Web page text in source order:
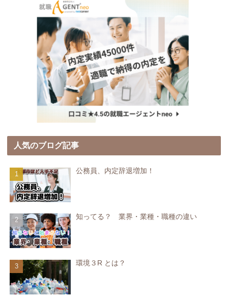
人気のブログ記事
公務員、内定辞退増加！
知ってる？ 業界・業種・職種の違い
環境３R とは？